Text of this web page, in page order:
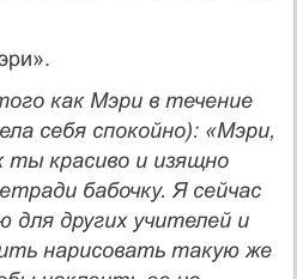
как Мэри в течение
себя спокойно): «Мэри,
ты красиво и изящно
бабочку. Я сейчас
других учителей и
нарисовать такую же